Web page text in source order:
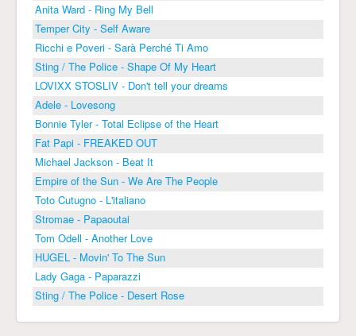
Anita Ward - Ring My Bell
Temper City - Self Aware
Ricchi e Poveri - Sarà Perché Ti Amo
Sting / The Police - Shape Of My Heart
LOVIXX STOSLIV - Don't tell your dreams
Adele - Lovesong
Bonnie Tyler - Total Eclipse of the Heart
Fat Papi - FREAKED OUT
Michael Jackson - Beat It
Empire of the Sun - We Are The People
Toto Cutugno - L'italiano
Stromae - Papaoutai
Tom Odell - Another Love
HUGEL - Movin' To The Sun
Lady Gaga - Paparazzi
Sting / The Police - Desert Rose